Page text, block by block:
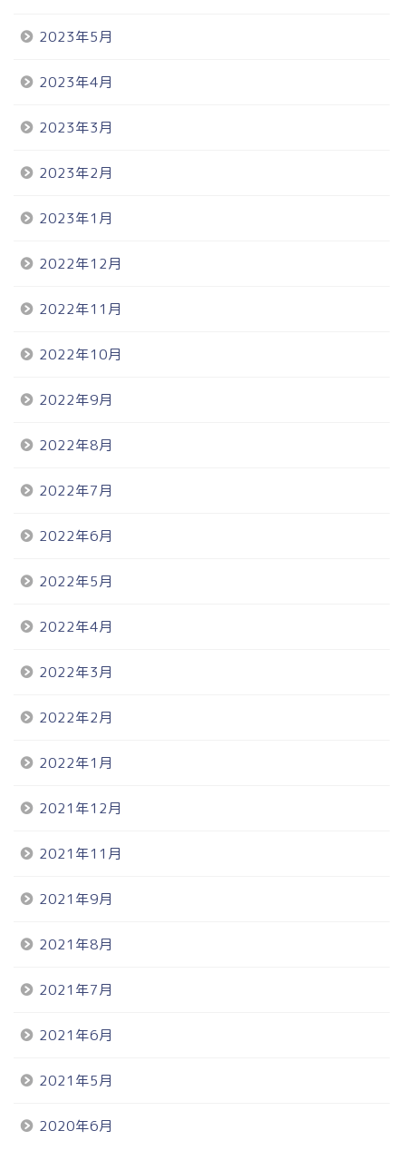
2023年5月
2023年4月
2023年3月
2023年2月
2023年1月
2022年12月
2022年11月
2022年10月
2022年9月
2022年8月
2022年7月
2022年6月
2022年5月
2022年4月
2022年3月
2022年2月
2022年1月
2021年12月
2021年11月
2021年9月
2021年8月
2021年7月
2021年6月
2021年5月
2020年6月